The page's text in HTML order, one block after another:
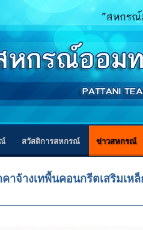
สวัสดิการสหกรณ์ ข่าวสหกรณ์
คาจ้างเทพื้นคอนกรีตเสริม